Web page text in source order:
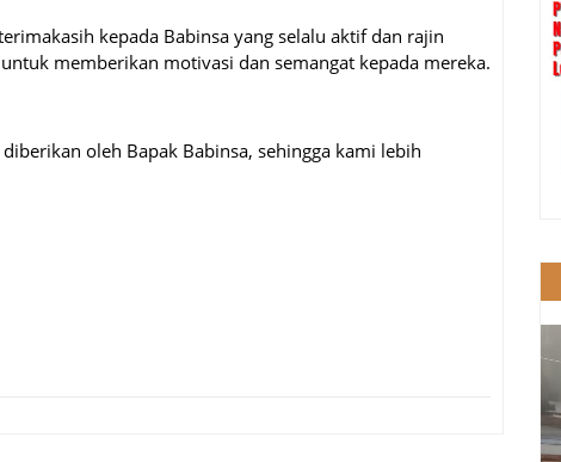
kepada Babinsa yang selalu aktif dan rajin
memberikan motivasi dan semangat kepada mereka.
oleh Bapak Babinsa, sehingga kami lebih